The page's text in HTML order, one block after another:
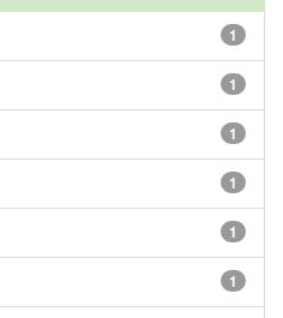
1
1
1
1
1
1